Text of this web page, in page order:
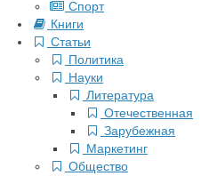
Спорт
Книги
Статьи
Политика
Науки
Литература
Отечественная
Зарубежная
Маркетинг
Общество